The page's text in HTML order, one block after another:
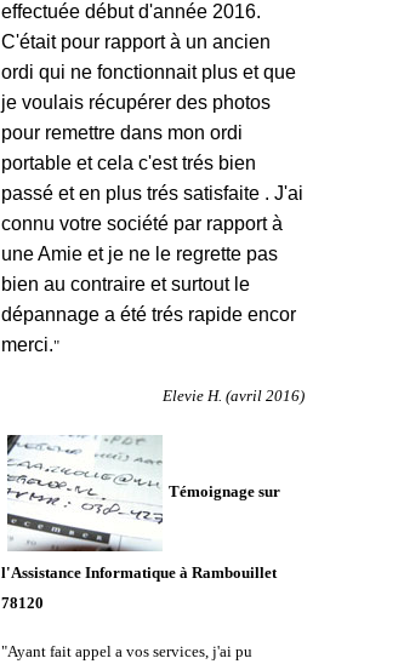
effectuée début d'année 2016.
C'était pour rapport à un ancien
ordi qui ne fonctionnait plus et que
je voulais récupérer des photos
pour remettre dans mon ordi
portable et cela c'est trés bien
passé et en plus trés satisfaite . J'ai
connu votre société par rapport à
une Amie et je ne le regrette pas
bien au contraire et surtout le
dépannage a été trés rapide encor
merci."
Elevie H. (avril 2016)
Témoignage sur
l'Assistance Informatique à Rambouillet
78120
"Ayant fait appel a vos services, j'ai pu